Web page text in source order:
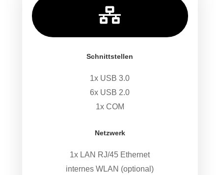

Schnittstellen
1x USB 3.0
6x USB 2.0
1x COM
Netzwerk
1x LAN RJ/45 Ethernet
internes WLAN (optional)